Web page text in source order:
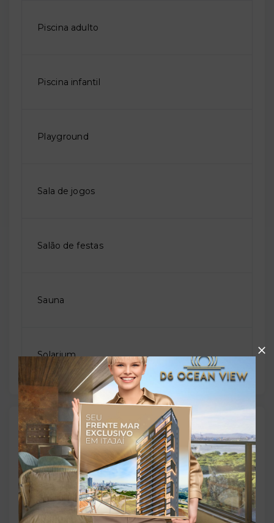
Piscina adulto
Piscina infantil
Playground
Sala de jogos
Salão de festas
Sauna
Solarium
Outras Informações
Referência:
O-55786-85182